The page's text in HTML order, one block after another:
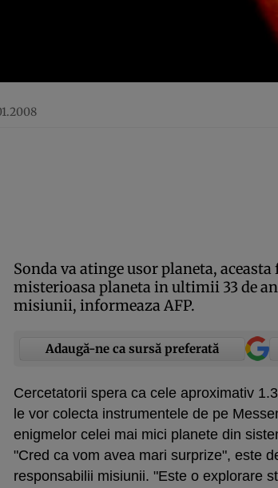
Sonda va atinge usor planeta,
misterioasa planeta in ultimii 33 de
misiunii, informeaza AFP.
Adaugă-ne ca sursă preferată
Cercetatorii spera ca cele aproximativ
le vor colecta instrumentele de pe
enigmelor celei mai mici planete din
"Cred ca vom avea mari surprize", este
responsabilii misiunii. "Este o explorare